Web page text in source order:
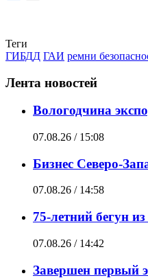
Теги
ГИБДД ГАИ ремни
Лента новостей
Вологодчина
07.08.26 / 15:08
Бизнес Северо-
07.08.26 / 14:58
75-летний бегун
07.08.26 / 14:42
Завершен первый